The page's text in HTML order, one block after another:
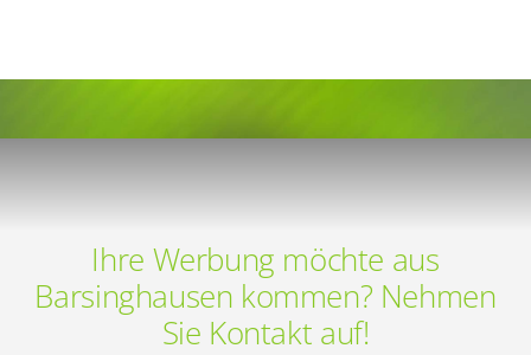
aus
Ihre Werbung möchte aus
Barsinghausen kommen? Nehmen
Sie Kontakt auf!